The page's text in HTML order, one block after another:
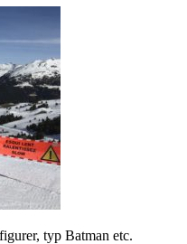
typ Batman etc.